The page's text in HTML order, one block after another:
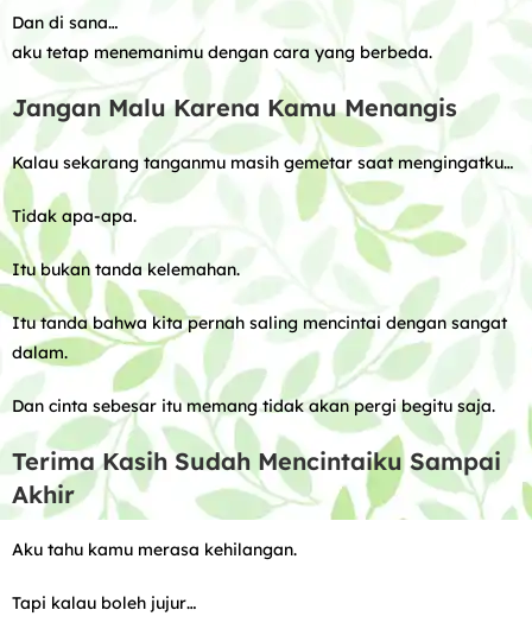
Dan di sana…
aku tetap menemanimu dengan cara yang berbeda.
Jangan Malu Karena Kamu Menangis
Kalau sekarang tanganmu masih gemetar saat mengingatku…
Tidak apa-apa.
Itu bukan tanda kelemahan.
Itu tanda bahwa kita pernah saling mencintai dengan sangat
dalam.
Dan cinta sebesar itu memang tidak akan pergi begitu saja.
Terima Kasih Sudah Mencintaiku Sampai
Akhir
Aku tahu kamu merasa kehilangan.
Tapi kalau boleh jujur…